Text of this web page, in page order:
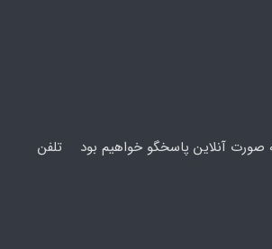
صورت آنلاین پاسخگو خواهیم بود تلفن